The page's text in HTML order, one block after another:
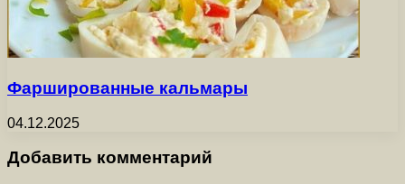
Фаршированные кальмары
04.12.2025
Добавить комментарий